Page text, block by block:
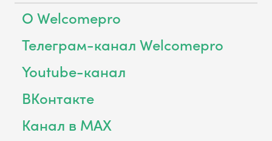
О Welcomepro
Телеграм-канал Welcomepro
Youtube-канал
ВКонтакте
Канал в MAX